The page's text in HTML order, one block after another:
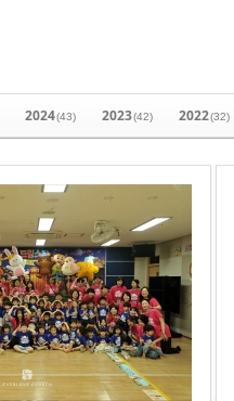
2024(43) 2023(42) 2022(32)